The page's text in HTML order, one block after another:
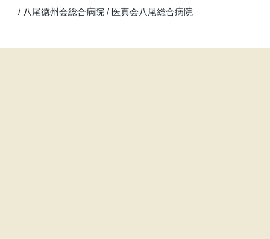
/ 八尾徳州会総合病院 / 医真会八尾総合病院